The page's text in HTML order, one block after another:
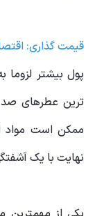
قیمت گذاری:
پول بیشتر
ترین عطرهای صد
ممکن است مواد
نهایت با یک